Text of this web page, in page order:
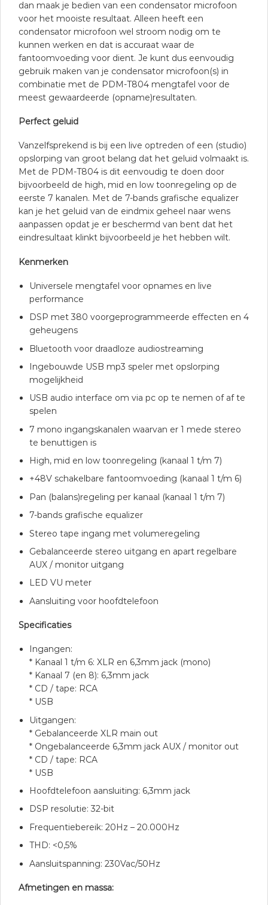
dan maak je bedien van een condensator microfoon
voor het mooiste resultaat. Alleen heeft een
condensator microfoon wel stroom nodig om te
kunnen werken en dat is accuraat waar de
fantoomvoeding voor dient. Je kunt dus eenvoudig
gebruik maken van je condensator microfoon(s) in
combinatie met de PDM-T804 mengtafel voor de
meest gewaardeerde (opname)resultaten.
Perfect geluid
Vanzelfsprekend is bij een live optreden of een (studio)
opslorping van groot belang dat het geluid volmaakt is.
Met de PDM-T804 is dit eenvoudig te doen door
bijvoorbeeld de high, mid en low toonregeling op de
eerste 7 kanalen. Met de 7-bands grafische equalizer
kan je het geluid van de eindmix geheel naar wens
aanpassen opdat je er beschermd van bent dat het
eindresultaat klinkt bijvoorbeeld je het hebben wilt.
Kenmerken
Universele mengtafel voor opnames en live
performance
DSP met 380 voorgeprogrammeerde effecten en 4
geheugens
Bluetooth voor draadloze audiostreaming
Ingebouwde USB mp3 speler met opslorping
mogelijkheid
USB audio interface om via pc op te nemen of af te
spelen
7 mono ingangskanalen waarvan er 1 mede stereo
te benuttigen is
High, mid en low toonregeling (kanaal 1 t/m 7)
+48V schakelbare fantoomvoeding (kanaal 1 t/m 6)
Pan (balans)regeling per kanaal (kanaal 1 t/m 7)
7-bands grafische equalizer
Stereo tape ingang met volumeregeling
Gebalanceerde stereo uitgang en apart regelbare
AUX / monitor uitgang
LED VU meter
Aansluiting voor hoofdtelefoon
Specificaties
Ingangen:
* Kanaal 1 t/m 6: XLR en 6,3mm jack (mono)
* Kanaal 7 (en 8): 6,3mm jack
* CD / tape: RCA
* USB
Uitgangen:
* Gebalanceerde XLR main out
* Ongebalanceerde 6,3mm jack AUX / monitor out
* CD / tape: RCA
* USB
Hoofdtelefoon aansluiting: 6,3mm jack
DSP resolutie: 32-bit
Frequentiebereik: 20Hz – 20.000Hz
THD: <0,5%
Aansluitspanning: 230Vac/50Hz
Afmetingen en massa: